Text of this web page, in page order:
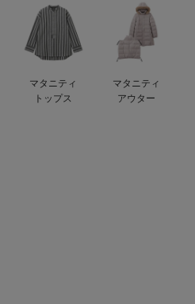
デロンギ
入院準備の持ち物チェック
マタニティ
トップス
マタニティ
アウター